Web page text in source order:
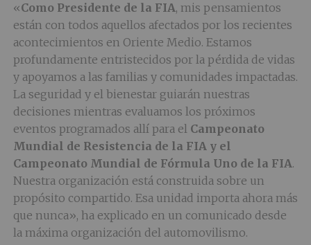
«Como Presidente de la FIA, mis pensamientos
están con todos aquellos afectados por los recientes
acontecimientos en Oriente Medio. Estamos
profundamente entristecidos por la pérdida de vidas
y apoyamos a las familias y comunidades impactadas.
La seguridad y el bienestar guiarán nuestras
decisiones mientras evaluamos los próximos
eventos programados allí para el Campeonato
Mundial de Resistencia de la FIA y el
Campeonato Mundial de Fórmula Uno de la FIA.
Nuestra organización está construida sobre un
propósito compartido. Esa unidad importa ahora más
que nunca», ha explicado en un comunicado desde
la máxima organización del automovilismo.